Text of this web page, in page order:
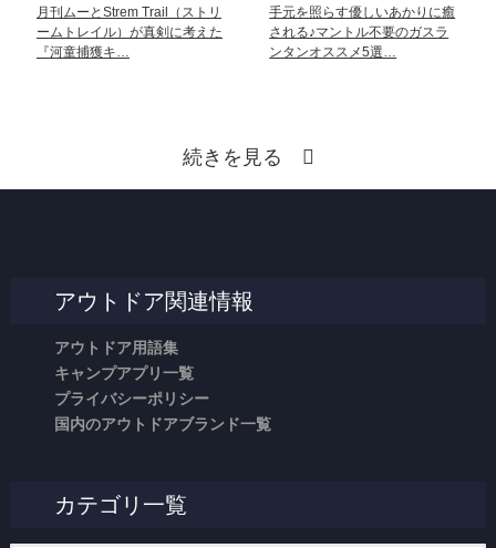
月刊ムーとStrem Trail（ストリ
ームトレイル）が真剣に考えた
『河童捕獲キ…
手元を照らす優しいあかりに癒
される♪マントル不要のガスラ
ンタンオススメ5選…
続きを見る
アウトドア関連情報
アウトドア用語集
キャンプアプリ一覧
プライバシーポリシー
国内のアウトドアブランド一覧
カテゴリ一覧